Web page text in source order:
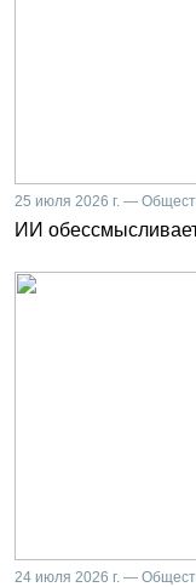
25 июля 2026 г. —
ИИ
24 июля 2026 г. —